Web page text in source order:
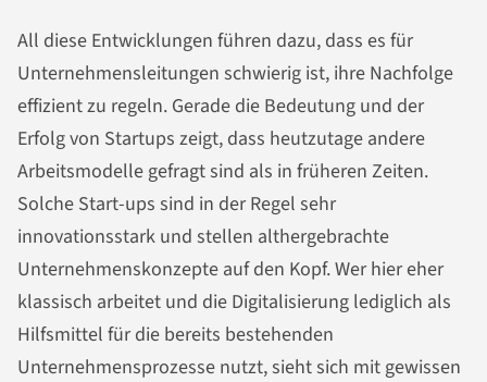
All diese Entwicklungen führen dazu, dass es für
Unternehmensleitungen schwierig ist, ihre Nachfolge
effizient zu regeln. Gerade die Bedeutung und der
Erfolg von Startups zeigt, dass heutzutage andere
Arbeitsmodelle gefragt sind als in früheren Zeiten.
Solche Start-ups sind in der Regel sehr
innovationsstark und stellen althergebrachte
Unternehmenskonzepte auf den Kopf. Wer hier eher
klassisch arbeitet und die Digitalisierung lediglich als
Hilfsmittel für die bereits bestehenden
Unternehmensprozesse nutzt, sieht sich mit gewissen